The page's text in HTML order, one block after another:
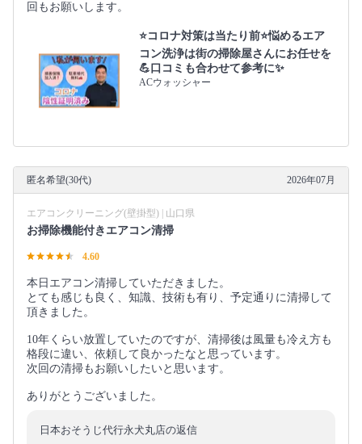
回もお願いします。
⭐コロナ対策は当たり前⭐悩めるエア
コン洗浄は街の掃除屋さんにお任せを
💪口コミも合わせて参考に✨
ACウォッシャー
匿名希望(30代) 2026年07月
エアコンクリーニング(壁掛型) | 山口県
お掃除機能付きエアコン清掃
4.60
本日エアコン清掃していただきました。
とても感じも良く、知識、技術も有り、予定通りに清掃して
頂きました。
10年くらい放置していたのですが、清掃後は風量も冷え方も
格段に違い、依頼して良かったなと思っています。
次回の清掃もお願いしたいと思います。
ありがとうございました。
日本おそうじ代行永犬丸店の返信